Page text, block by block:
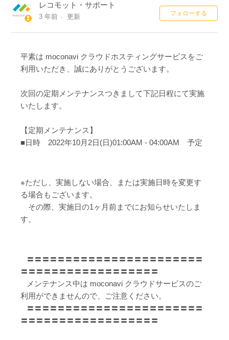
レコモット・サポート
3 年前 更新 フォローする
平素は moconavi クラウドホスティングサービスをご
利用いただき、誠にありがとうございます。
次回の定期メンテナンスつきまして下記日程にて実施
いたします。
【定期メンテナンス】
■日時 2022年10月2日(日)01:00AM - 04:00AM 予定
※ただし、実施しない場合、または実施日時を変更す
る場合もございます。
その際、実施日の1ヶ月前までにお知らせいたしま
す。
〓〓〓〓〓〓〓〓〓〓〓〓〓〓〓〓〓〓〓〓〓〓〓
〓〓〓〓〓〓〓〓〓〓〓〓〓〓〓〓〓〓
メンテナンス中は moconavi クラウドサービスのご
利用ができませんので、ご注意ください。
〓〓〓〓〓〓〓〓〓〓〓〓〓〓〓〓〓〓〓〓〓〓〓
〓〓〓〓〓〓〓〓〓〓〓〓〓〓〓〓〓〓